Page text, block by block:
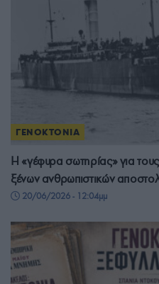
ΓΕΝΟΚΤΟΝΙΑ
Η «γέφυρα σωτηρίας» για
ξένων ανθρωπιστικών
20/06/2026 - 12:04μμ